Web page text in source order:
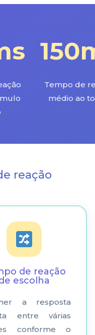
Tempo de
médio ao
reação
de reação
escolha
a resposta
entre várias
conforme o